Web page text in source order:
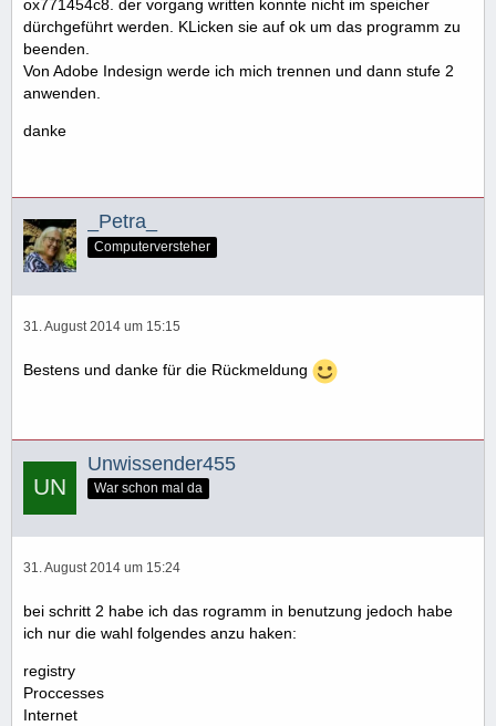
ox771454c8. der vorgang written konnte nicht im speicher
dürchgeführt werden. KLicken sie auf ok um das programm zu
beenden.
Von Adobe Indesign werde ich mich trennen und dann stufe 2
anwenden.
danke
_Petra_
Computerversteher
31. August 2014 um 15:15
Bestens und danke für die Rückmeldung
Unwissender455
War schon mal da
31. August 2014 um 15:24
bei schritt 2 habe ich das rogramm in benutzung jedoch habe
ich nur die wahl folgendes anzu haken:
registry
Proccesses
Internet